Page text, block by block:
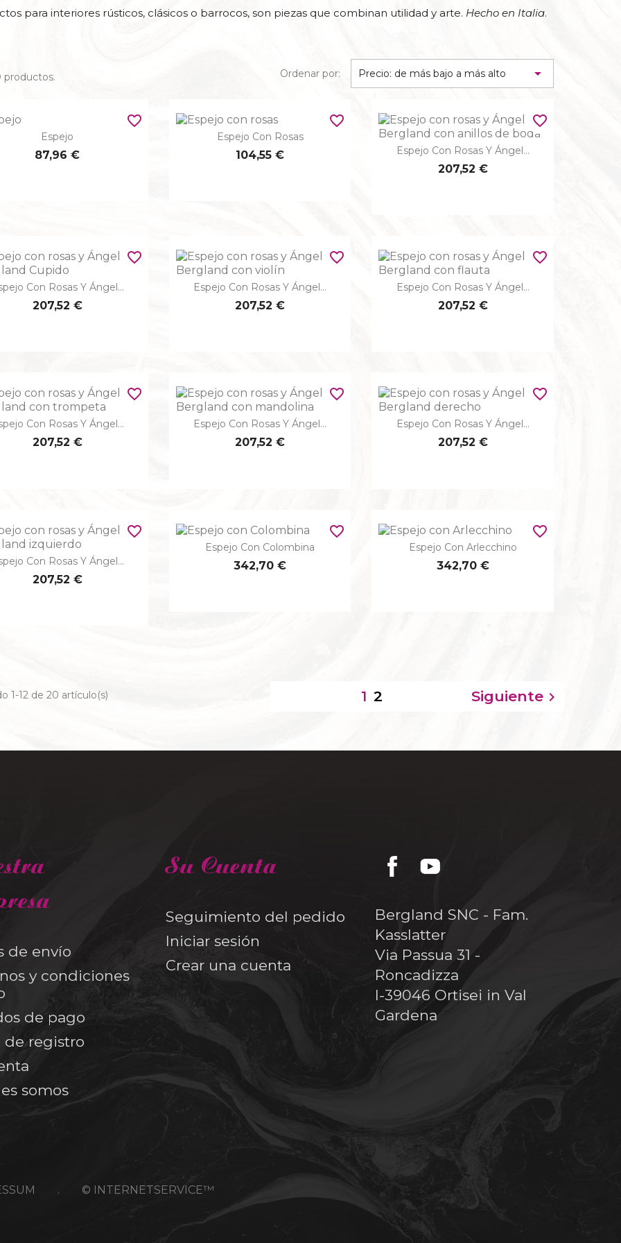
FAMILIAS
TITULUS CRUCIS
LATÍN - GRIEGO
CRISTO CON ESPINAS
EVANGELISTAS
para interiores rústicos, clásicos o barrocos, son piezas que combinan utilidad y arte. Hecho en Italia.
productos. Ordenar por: Precio: de más bajo a más alto 
Vista rápida
Espejo
87,96 €
favorite_border
Vista rápida
Espejo Con Rosas
104,55 €
favorite_border
Vista rápida
Espejo Con Rosas Y Ángel...
207,52 €
favorite_border
Vista rápida
Con Rosas Y Ángel...
207,52 €
favorite_border
Vista rápida
Espejo Con Rosas Y Ángel...
207,52 €
favorite_border
Vista rápida
Espejo Con Rosas Y Ángel...
207,52 €
favorite_border
Vista rápida
Con Rosas Y Ángel...
207,52 €
favorite_border
Vista rápida
Espejo Con Rosas Y Ángel...
207,52 €
favorite_border
Vista rápida
Espejo Con Rosas Y Ángel...
207,52 €
favorite_border
Vista rápida
Con Rosas Y Ángel...
207,52 €
favorite_border
Vista rápida
Espejo Con Colombina
342,70 €
favorite_border
Vista rápida
Espejo Con Arlecchino
342,70 €
favorite_border
1-12 de 20 artículo(s) 12 Siguiente
de envío
y condiciones
de pago
de registro
somos
Su Cuenta
Seguimiento del pedido
Iniciar sesión
Crear una cuenta
Bergland SNC - Fam.
Kasslatter
Via Passua 31 -
Roncadizza
I-39046 Ortisei in Val
Gardena
. © INTERNETSERVICE™